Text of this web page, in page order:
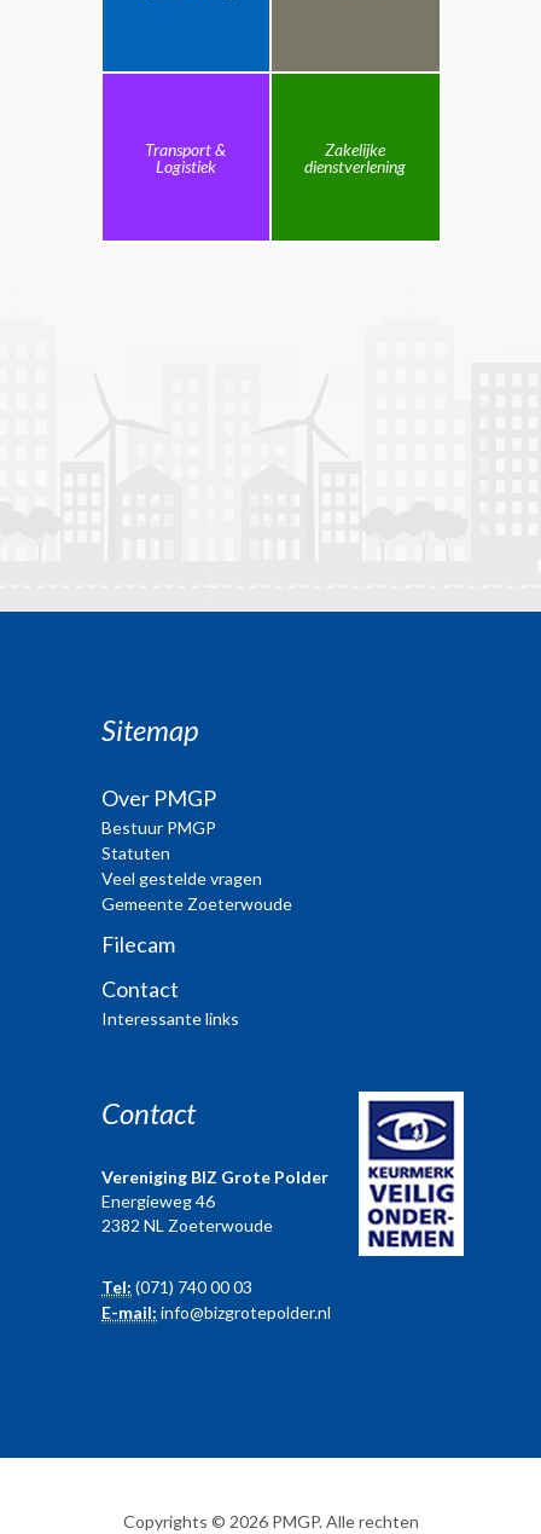
Transport &
Logistiek
Zakelijke
dienstverlening
Sitemap
Over PMGP
Bestuur PMGP
Statuten
Veel gestelde vragen
Gemeente Zoeterwoude
Filecam
Contact
Interessante links
Contact
Vereniging BIZ Grote Polder
Energieweg 46
2382 NL Zoeterwoude
Tel: (071) 740 00 03
E-mail: info@bizgrotepolder.nl
Copyrights © 2026 PMGP. Alle rechten